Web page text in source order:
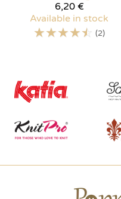
6,20 €
Available in stock
☆☆☆☆☆ (2)